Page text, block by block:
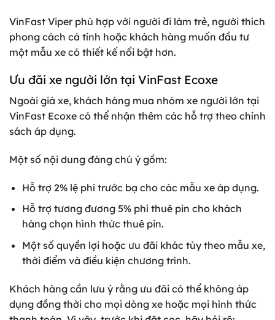
VinFast Viper phù hợp với người đi làm trẻ, người thích
phong cách cá tính hoặc khách hàng muốn đầu tư
một mẫu xe có thiết kế nổi bật hơn.
Ưu đãi xe người lớn tại VinFast Ecoxe
Ngoài giá xe, khách hàng mua nhóm xe người lớn tại
VinFast Ecoxe có thể nhận thêm các hỗ trợ theo chính
sách áp dụng.
Một số nội dung đáng chú ý gồm:
Hỗ trợ 2% lệ phí trước bạ cho các mẫu xe áp dụng.
Hỗ trợ tương đương 5% phí thuê pin cho khách
hàng chọn hình thức thuê pin.
Một số quyền lợi hoặc ưu đãi khác tùy theo mẫu xe,
thời điểm và điều kiện chương trình.
Khách hàng cần lưu ý rằng ưu đãi có thể không áp
dụng đồng thời cho mọi dòng xe hoặc mọi hình thức